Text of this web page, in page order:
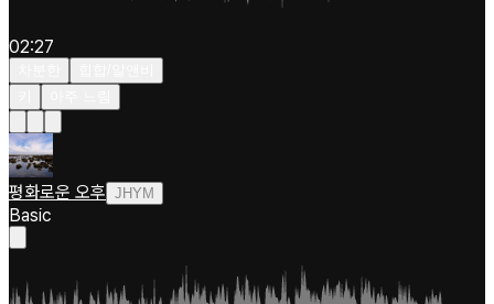
02:27
평화로운 오후 JHYM
Basic